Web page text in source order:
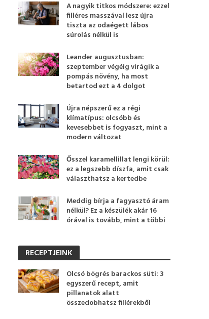
A nagyik titkos módszere: ezzel
filléres masszával lesz újra
tiszta az odaégett lábos
súrolás nélkül is
Leander augusztusban:
szeptember végéig virágik a
pompás növény, ha most
betartod ezt a 4 dolgot
Újra népszerű ez a régi
klímatípus: olcsóbb és
kevesebbet is fogyaszt, mint a
modern változat
Ősszel karamellillat lengi körül:
ez a legszebb díszfa, amit csak
választhatsz a kertedbe
Meddig bírja a fagyasztó áram
nélkül? Ez a készülék akár 16
órával is tovább, mint a többi
RECEPTJEINK
Olcsó bögrés barackos süti: 3
egyszerű recept, amit
pillanatok alatt
összedobhatsz fillérekből